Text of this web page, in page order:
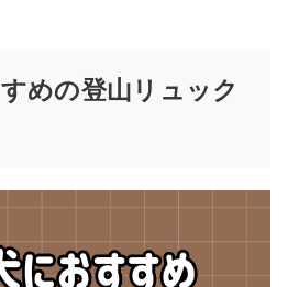
めの登山リュック